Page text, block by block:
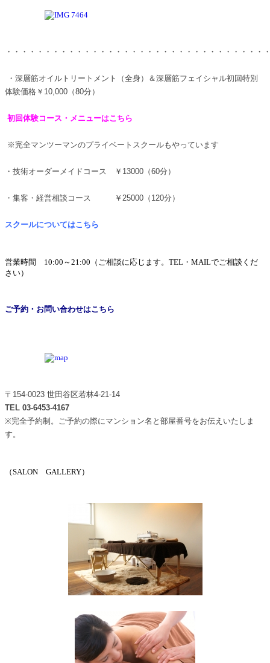
・・・・・・・・・・・・・・・・・・・・・・・・・・・・・・・・・
・深層筋オイルトリートメント（全身）＆深層筋フェイシャル初回特別
体験価格￥10,000（80分）
初回体験コース・メニューはこちら
※完全マンツーマンのプライベートスクールもやっています
・技術オーダーメイドコース ￥13000（60分）
・集客・経営相談コース ￥25000（120分）
スクールについてはこちら
営業時間 10:00～21:00（ご相談に応じます。TEL・MAILでご相談くだ
さい）
ご予約・お問い合わせはこちら
〒154-0023 世田谷区若林4-21-14
TEL 03-6453-4167
※完全予約制。ご予約の際にマンション名と部屋番号をお伝えいたしま
す。
（SALON GALLERY）